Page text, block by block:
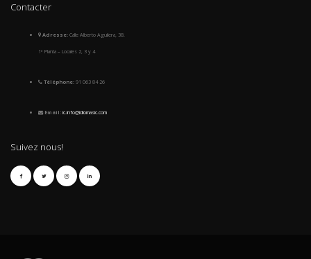
Contacter
Adresse: Calle Alberto Aguilera, 38.
1ª Planta – Locales 2, 3 y 4
Téléphone: 91 063 84 26
Email: ic.info@idiomasic.com
Suivez nous!